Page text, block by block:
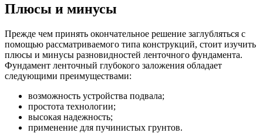
Плюсы и минусы
Прежде чем принять окончательное решение заглубляться с
помощью рассматриваемого типа конструкций, стоит изучить
плюсы и минусы разновидностей ленточного фундамента.
Фундамент ленточный глубокого заложения обладает
следующими преимуществами:
возможность устройства подвала;
простота технологии;
высокая надежность;
применение для пучинистых грунтов.